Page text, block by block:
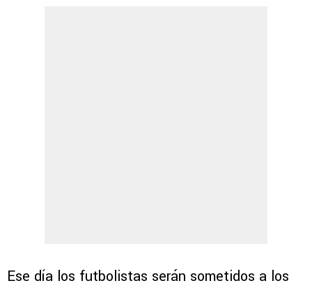
Ese día los futbolistas serán sometidos a los